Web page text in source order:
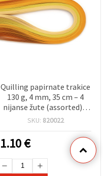
Quilling papirnate trakice
130 g, 4 mm, 35 cm – 4
nijanse žute (assorted) –
100 komada
SKU: 820022
1.10€